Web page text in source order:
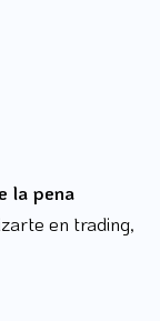
la pena
en trading,